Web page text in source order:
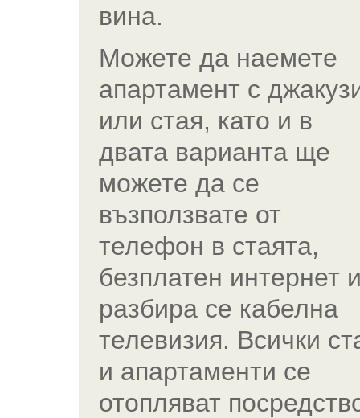
вина.
Можете да наемете
апартамент с
или стая, като и в
двата варианта ще
можете да се
възползвате от
телефон в стаята,
безплатен интернет
разбира се кабелна
телевизия. Всички
и апартаменти се
отопляват